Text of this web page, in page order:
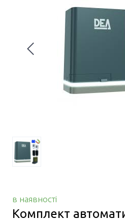
в наявності
Комплект